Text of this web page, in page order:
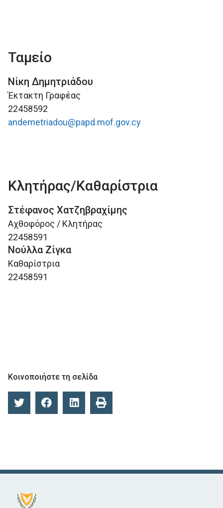
Ταμείο
Νίκη Δημητριάδου
Έκτακτη Γραφέας
22458592
andemetriadou@papd.mof.gov.cy
Κλητήρας/Καθαρίστρια
Στέφανος Χατζηβραχίμης
Αχθοφόρος / Κλητήρας
22458591
Νούλλα Ζίγκα
Καθαρίστρια
22458591
Κοινοποιήστε τη σελίδα